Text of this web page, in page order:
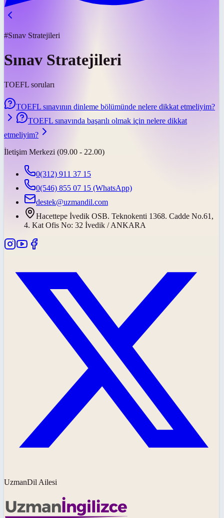
#Sınav Stratejileri
Sınav Stratejileri
TOEFL soruları
TOEFL sınavının dinleme bölümünde nelere dikkat etmeliyim?
TOEFL sınavında başarılı olmak için nelere dikkat
etmeliyim?
İletişim Merkezi (09.00 - 22.00)
0(312) 911 37 15
0(546) 855 07 15 (WhatsApp)
destek@uzmandil.com
Hacettepe İvedik OSB. Teknokenti 1368. Cadde No.61,
4. Kat Ofis No: 32 İvedik / ANKARA
UzmanDil Ailesi